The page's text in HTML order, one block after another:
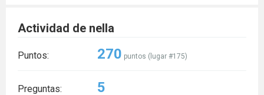
Actividad de nella
Puntos: 270 puntos (lugar #175)
Preguntas: 5